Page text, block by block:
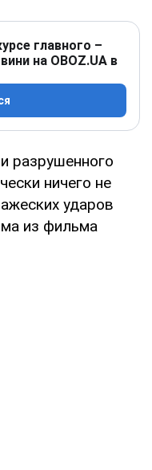
главного –
на OBOZ.UA в
разрушенного
ничего не
ударов
из фильма